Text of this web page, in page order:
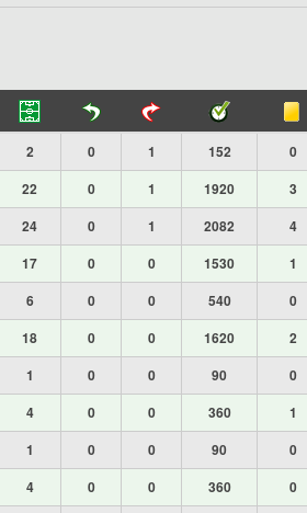
2 0 1 152 0
22 0 1 1920 3
24 0 1 2082 4
17 0 0 1530 1
6 0 0 540 0
18 0 0 1620 2
1 0 0 90 0
4 0 0 360 1
1 0 0 90 0
4 0 0 360 0